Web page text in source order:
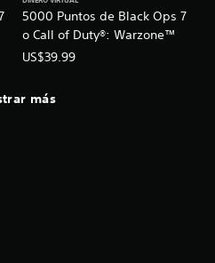
5000 Puntos de Black Ops 7
o Call of Duty®: Warzone™
US$39.99
más